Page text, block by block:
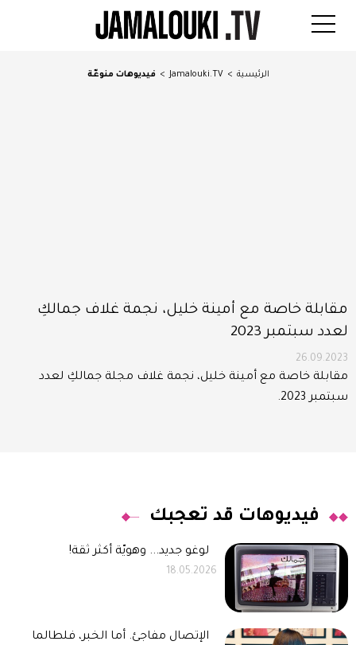
الرئيسية >
Jamalouki.TV
> فيديوهات منوعّة
مقابلة خاصة مع أمينة خليل، نجمة غلاف جمالكِ
لعدد سبتمبر 2023
26.09.2023
مقابلة خاصة مع أمينة خليل، نجمة غلاف مجلة جمالكِ لعدد
سبتمبر 2023.
فيديوهات قد تعجبك
لوغو جديد... وهويّة أكثر ثقة!
18.05.2026
الإتصال مفاجئ. أما الخبر، فلطالما